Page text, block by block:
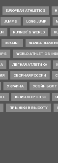
EUROPEAN ATHLETICS
JUMPS LONG JUMP
RUNNER’S WORLD
UKRAINE WANDA
WORLD ATHLETICS
ЛЕГКАЯ АТЛЕТИКА
СБОРНАЯ РОССИИ
УКРАИНА УСЭЙН БОЛТ
ЮЛИЯ ЛЕВЧЕНКО
ПРЫЖКИ В ВЫСОТУ